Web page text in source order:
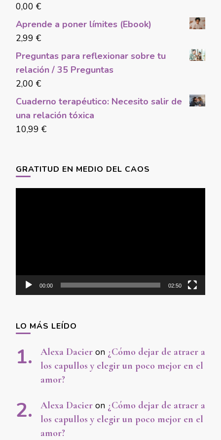
0,00 €
Aprende a poner límites (Ebook)
2,99 €
Preguntas para reflexionar sobre tu
relación / 35 Preguntas
2,00 €
Cuaderno terapéutico: Necesito salir de
una relación tóxica
10,99 €
GRATITUD EN MEDIO DEL CAOS
00:00 02:50
LO MÁS LEÍDO
Alexa Dacier on ¿Cómo dejar de atraer a
los capullos y elegir un poco mejor en el
amor?
Alexa Dacier on ¿Cómo dejar de atraer a
los capullos y elegir un poco mejor en el
amor?